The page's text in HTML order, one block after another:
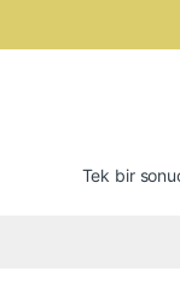
Tek bir